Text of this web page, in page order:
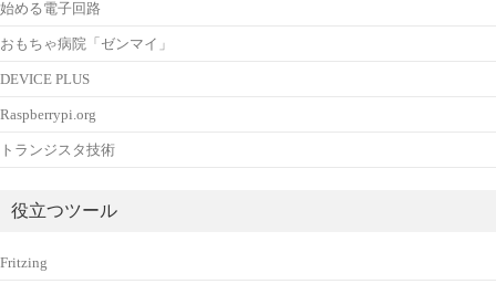
始める電子回路
おもちゃ病院「ゼンマイ」
DEVICE PLUS
Raspberrypi.org
トランジスタ技術
役立つツール
Fritzing